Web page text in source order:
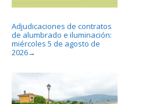
Adjudicaciones de contratos
de alumbrado e iluminación:
miércoles 5 de agosto de
2026→